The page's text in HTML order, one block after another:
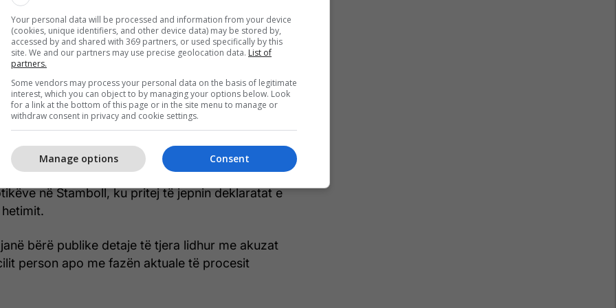
Berdan Mardini, Reyhan Küçükyegen, Ozan
Mehmet Yıldız, Tessy Ramos Correira, Enis
Yorulmazer, Ali Efe Bezci dhe Selin Ciğerci.
kontrolleve mjekësore
u dërguan për kontrolle mjekësore, një
në proceset e zbatimit të ligjit në Turqi.
në ambientet e Drejtorisë për Luftimin e
në Stamboll, ku pritej të jepnin deklaratat e
bërë publike detaje të tjera lidhur me akuzat
person apo me fazën aktuale të procesit
Your personal data will be processed and information from your device
(cookies, unique identifiers, and other device data) may be stored by,
accessed by and shared with 369 partners, or used specifically by this
site. We and our partners may use precise geolocation data. List of
partners.
Some vendors may process your personal data on the basis of legitimate
interest, which you can object to by managing your options below. Look
for a link at the bottom of this page or in the site menu to manage or
withdraw consent in privacy and cookie settings.
Consent
Manage options